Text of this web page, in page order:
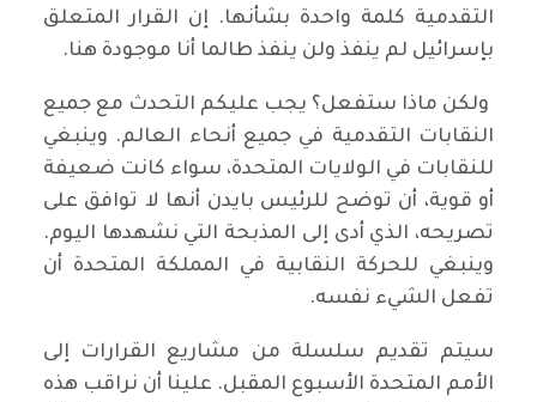
التقدمية كلمة واحدة بشأنها. إن القرار المتعلق
بإسرائيل لم ينفذ ولن ينفذ طالما أنا موجودة هنا.
ولكن ماذا ستفعل؟ يجب عليكم التحدث مع جميع
النقابات التقدمية في جميع أنحاء العالم. وينبغي
للنقابات في الولايات المتحدة، سواء كانت ضعيفة
أو قوية، أن توضح للرئيس بايدن أنها لا توافق على
تصريحه، الذي أدى إلى المذبحة التي نشهدها اليوم.
وينبغي للحركة النقابية في المملكة المتحدة أن
تفعل الشيء نفسه.
سيتم تقديم سلسلة من مشاريع القرارات إلى
الأمم المتحدة الأسبوع المقبل. علينا أن نراقب هذه